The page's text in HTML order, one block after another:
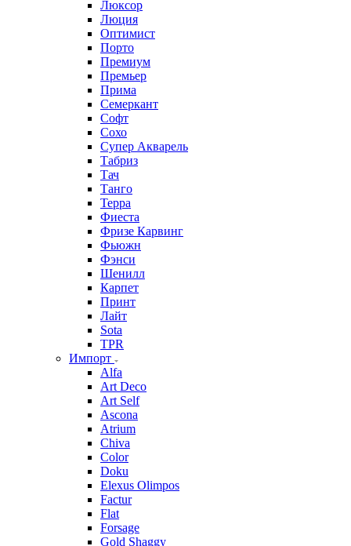
Люксор
Люция
Оптимист
Порто
Премиум
Премьер
Прима
Семеркант
Софт
Сохо
Супер Акварель
Табриз
Тач
Танго
Терра
Фиеста
Фризе Карвинг
Фьюжн
Фэнси
Шенилл
Карпет
Принт
Лайт
Sota
TPR
Импорт
Alfa
Art Deco
Art Self
Ascona
Atrium
Chiva
Color
Doku
Elexus Olimpos
Factur
Flat
Forsage
Gold Shaggy